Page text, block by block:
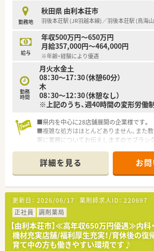
勤務地
秋田県 由利本荘市
羽後本荘駅 (JR羽越本線)／羽後本荘駅 (鳥海
給与
年収500万円～650万円
月給357,000円～464,000円
※年齢・経験により優遇
勤務
時間
月火水金土
08：30～17：30（休憩60分）
木
08：30～12：30（休憩なし）
※上記のうち、週40時間の変形労働
■県内を中心に28店舗展開の企業様です。
■複雑な処方はほとんどありません、また
寧に業務についてお伝えしますのでブラン
■複数部門での経営体制となっており、経営
様です。安定志向の方へおススメしており
詳細を見る お
更新日： 2026/06/17 薬剤師求人ID： 220697
正社員
調剤薬局
【由利本荘市】≪高年収650万円優遇≫内科
機材充実店舗/福利厚生充実！/育休後の
育て中の方も働きやすい環境です♪